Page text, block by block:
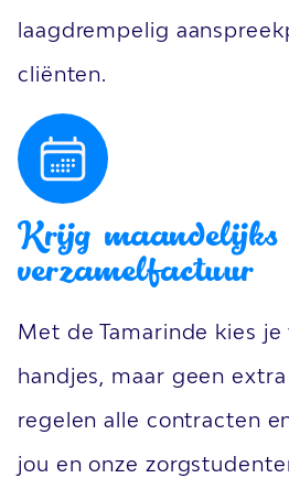
laagdrempelig
cliënten.
Krijg maandelijks
verzamelfactuur
Met de Tamarinde kies
handjes, maar geen
regelen alle contracten
jou en onze